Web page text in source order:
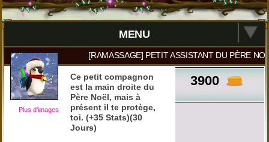
MENU
[RAMASSAGE] PETIT ASSISTANT DU PÈRE
3900
Plus d'images
Ce petit compagnon
est la main droite du
Père Noël, mais à
présent il te protège,
toi. (+35 Stats)(30
Jours)